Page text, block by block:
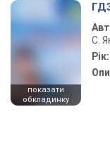
показати
обкладинку
С.
Рік: